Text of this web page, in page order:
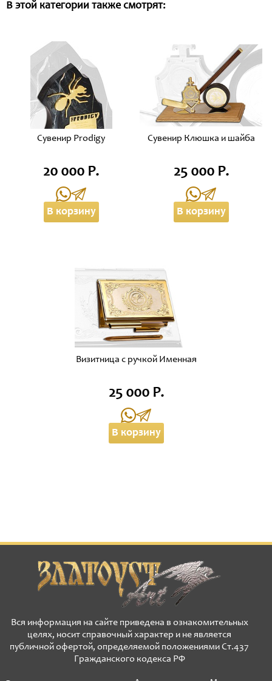
В этой категории также смотрят:
Сувенир Prodigy
20 000 Р.
В корзину
Сувенир Клюшка и шайба
25 000 Р.
В корзину
Визитница с ручкой Именная
25 000 Р.
В корзину
Вся информация на сайте приведена в ознакомительных
целях, носит справочный характер и не является
публичной офертой, определяемой положениями Ст.437
Гражданского кодекса РФ